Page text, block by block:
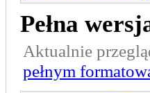
Pełna
Aktualnie
pełnym